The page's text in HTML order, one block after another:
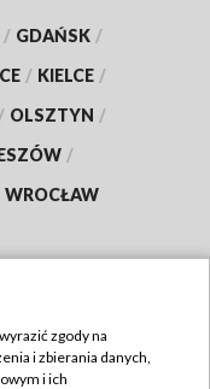
/ GDAŃSK /
/ KIELCE /
/ OLSZTYN /
/
WROCŁAW
zgody na
i zbierania danych,
i ich